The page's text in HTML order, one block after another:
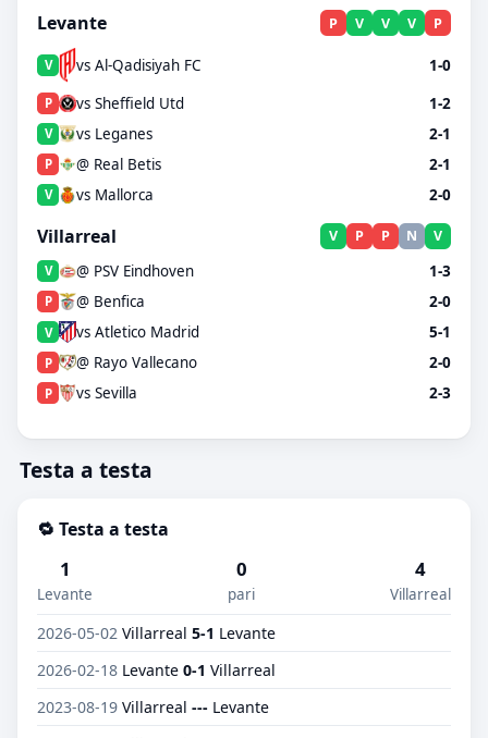
Levante
P V V V P
V vs Al-Qadisiyah FC 1-0
P vs Sheffield Utd 1-2
V vs Leganes 2-1
P @ Real Betis 2-1
V vs Mallorca 2-0
Villarreal V P P N V
V @ PSV Eindhoven 1-3
P @ Benfica 2-0
V vs Atletico Madrid 5-1
P @ Rayo Vallecano 2-0
P vs Sevilla 2-3
Testa a testa
🔁 Testa a testa
1
Levante
0
pari
4
Villarreal
2026-05-02 Villarreal 5-1 Levante
2026-02-18 Levante 0-1 Villarreal
2023-08-19 Villarreal --- Levante